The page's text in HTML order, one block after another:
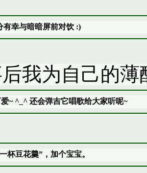
有幸与暗暗屏前对饮 :)
我为自己的
~ ^_^ 还会弹吉它唱歌给大家听呢~
杯豆花羹”，加个宝宝。